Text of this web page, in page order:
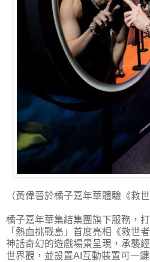
（黃偉晉於橘子嘉年華體驗《救
橘子嘉年華集結集團旗下服務，
「熱血挑戰島」首度亮相《救世
神話奇幻的遊戲場景呈現，承襲
世界觀，並設置AI互動裝置可一